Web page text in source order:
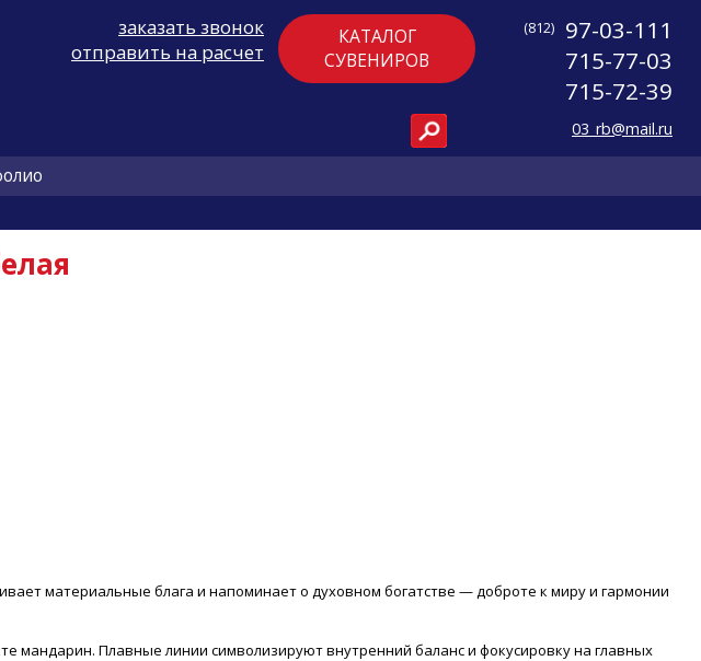
(812)
97-03-111
715-77-03
715-72-39
03_rb@mail.ru
КАТАЛОГ
СУВЕНИРОВ
заказать звонок
отправить на расчет
материальные блага и напоминает о духовном богатстве — доброте к миру и гармонии
мандарин. Плавные линии символизируют внутренний баланс и фокусировку на главных